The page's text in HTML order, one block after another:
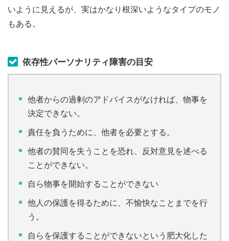
いように見えるが、実はかなり根深いようなタイプのモノ
もある。
依存性パーソナリティ障害の目安
他者からの過剰のアドバイスがなければ、物事を
決定できない。
責任を負うために、他者を必要とする。
他者の賛同を失うことを恐れ、反対意見を述べる
ことができない。
自ら物事を開始することができない
他人の保護を得るために、不愉快なことまでを行
う。
自らを保護することができないという肥大化した